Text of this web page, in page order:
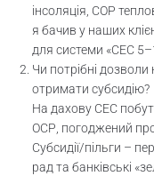
інсоляція, COP
я бачив у наших
для системи «СЕС
Чи потрібні
отримати субсидію?
На дахову СЕС
ОСР, погоджений
Субсидії/пільги –
рад та банківські